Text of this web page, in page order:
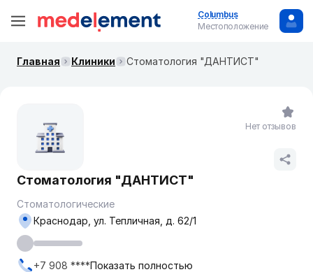
Columbus
Местоположение
Главная Клиники Стоматология "ДАНТИСТ"
Стоматология "ДАНТИСТ"
Стоматологические
Краснодар, ул. ​Тепличная, д. 62/1
+7 908 ****Показать полностью
Нет отзывов